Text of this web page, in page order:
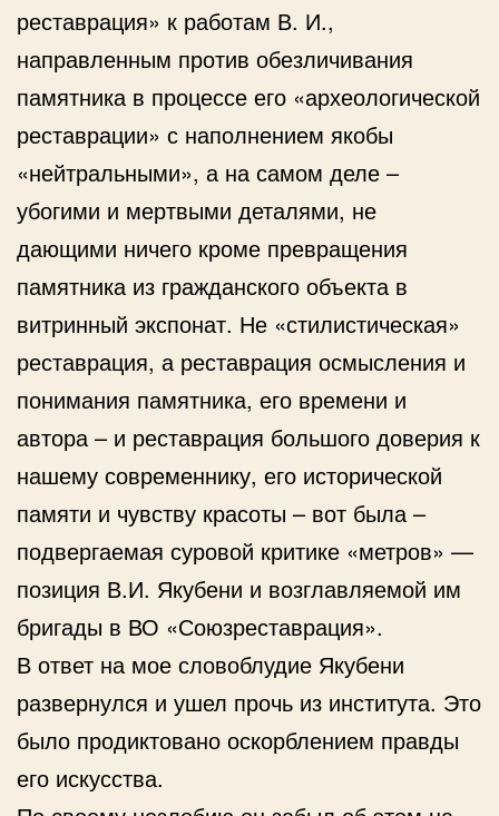
реставрация» к работам В. И.,
направленным против обезличивания
памятника в процессе его «археологической
реставрации» с наполнением якобы
«нейтральными», а на самом деле –
убогими и мертвыми деталями, не
дающими ничего кроме превращения
памятника из гражданского объекта в
витринный экспонат. Не «стилистическая»
реставрация, а реставрация осмысления и
понимания памятника, его времени и
автора – и реставрация большого доверия к
нашему современнику, его исторической
памяти и чувству красоты – вот была –
подвергаемая суровой критике «метров» —
позиция В.И. Якубени и возглавляемой им
бригады в ВО «Союзреставрация».
В ответ на мое словоблудие Якубени
развернулся и ушел прочь из института. Это
было продиктовано оскорблением правды
его искусства.